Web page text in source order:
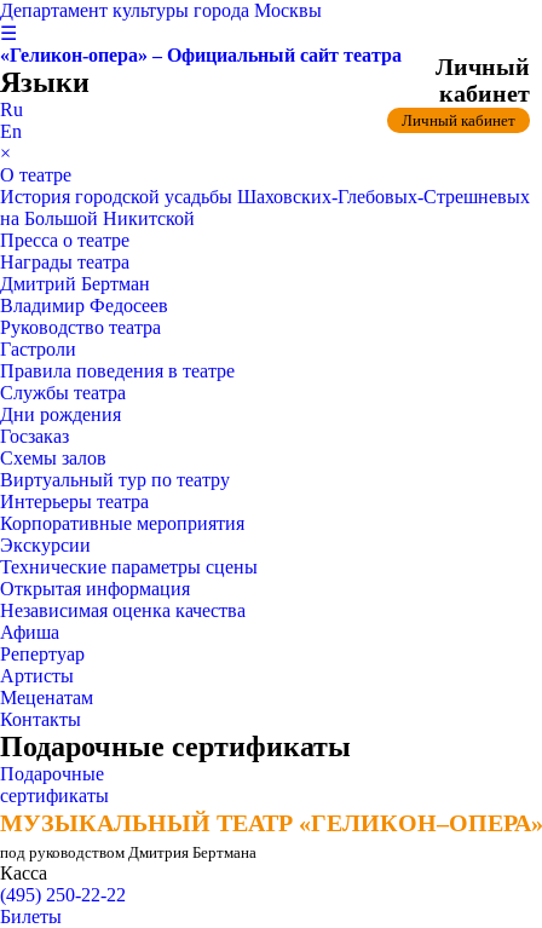
Департамент культуры города Москвы
☰
«Геликон-опера» – Официальный сайт театра
Языки
Ru
En
×
О театре
История городской усадьбы Шаховских-Глебовых-Стрешневых
на Большой Никитской
Пресса о театре
Награды театра
Дмитрий Бертман
Владимир Федосеев
Руководство театра
Гастроли
Правила поведения в театре
Службы театра
Дни рождения
Госзаказ
Схемы залов
Виртуальный тур по театру
Интерьеры театра
Корпоративные мероприятия
Экскурсии
Технические параметры сцены
Открытая информация
Независимая оценка качества
Афиша
Репертуар
Артисты
Меценатам
Контакты
Подарочные сертификаты
Подарочные
сертификаты
МУЗЫКАЛЬНЫЙ ТЕАТР «ГЕЛИКОН–ОПЕРА»
МУЗЫКАЛЬНЫЙ ТЕАТР «ГЕЛИКОН–ОПЕРА»
под руководством Дмитрия Бертмана
Касса
(495) 250-22-22
Личный
кабинет
Личный кабинет
Билеты